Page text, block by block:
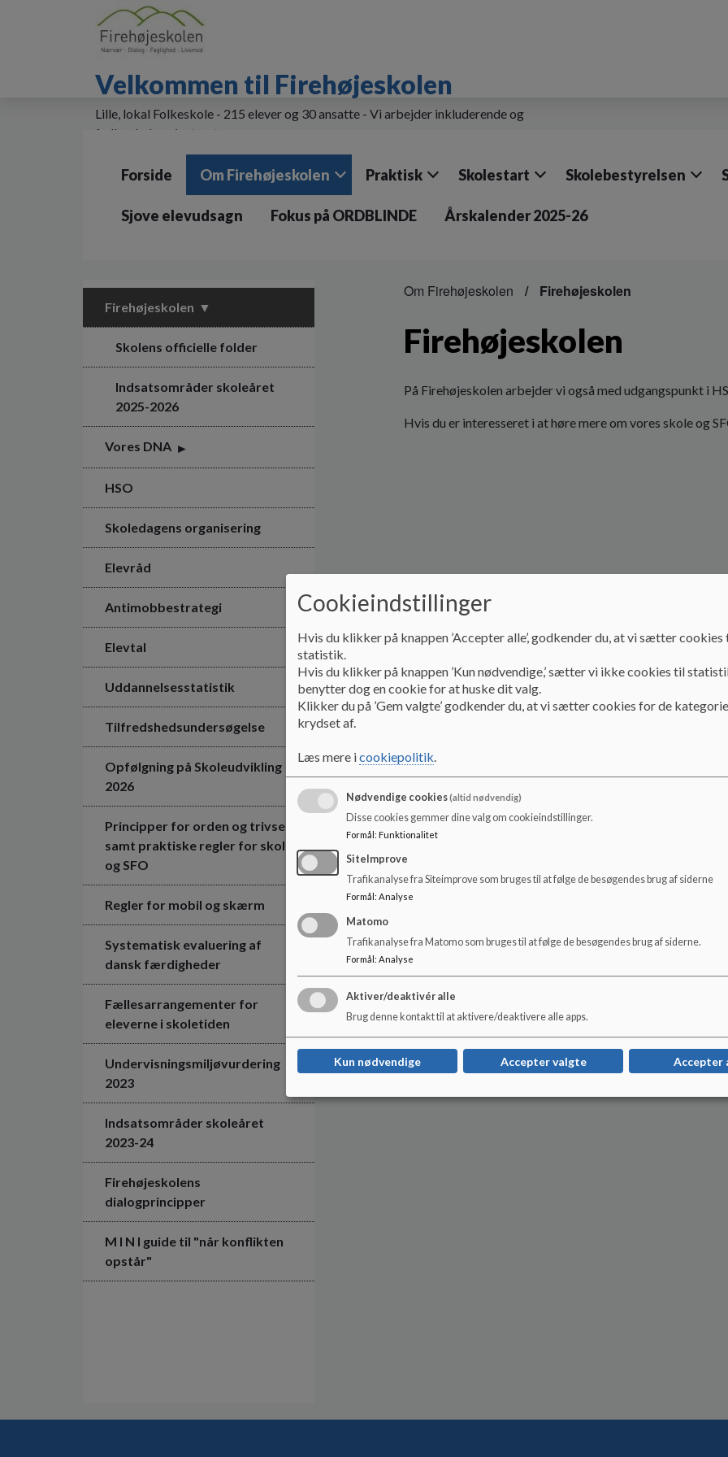
Velkommen til Firehøjeskolen
Lille, lokal Folkeskole - 215 elever og 30 ansatte - Vi arbejder inkluderende og
fællesskabsorienteret
Forside Om Firehøjeskolen Praktisk Skolestart Skolebestyrelsen
Sjove elevudsagn Fokus på ORDBLINDE Årskalender 2025-26
Firehøjeskolen
Skolens officielle folder
Indsatsområder skoleåret
2025-2026
Vores DNA
HSO
Skoledagens organisering
Elevråd
Antimobbestrategi
Elevtal
Uddannelsesstatistik
Tilfredshedsundersøgelse
Opfølgning på Skoleudvikling
2026
Principper for orden og trivsel
samt praktiske regler for skole
og SFO
Regler for mobil og skærm
Systematisk evaluering af
dansk færdigheder
Fællesarrangementer for
eleverne i skoletiden
Undervisningsmiljøvurdering
2023
Indsatsområder skoleåret
2023-24
Firehøjeskolens
dialogprincipper
M I N I guide til "når konflikten
opstår"
Om Firehøjeskolen Firehøjeskolen
Firehøjeskolen
På Firehøjeskolen arbejder vi også med udgangspunkt i
Hvis du er interesseret i at høre mere om vores skole og
Cookieindstillinger
Hvis du klikker på knappen ’Accepter alle’, godkender du, at vi sætter
statistik.
Hvis du klikker på knappen ’Kun nødvendige,’ sætter vi ikke cookies til
benytter dog en cookie for at huske dit valg.
Klikker du på ’Gem valgte’ godkender du, at vi sætter cookies for de
krydset af.
Læs mere icookiepolitik.
Nødvendige cookies(altid nødvendig)
Disse cookies gemmer dine valg om cookieindstillinger.
Formål: Funktionalitet
SiteImprove
Trafikanalyse fra Siteimprove som bruges til at følge de besøgendes brug af siderne
Formål : Analyse
Matomo
Trafikanalyse fra Matomo som bruges til at følge de besøgendes brug af siderne.
Formål : Analyse
Aktiver/deaktivér alle
Brug denne kontakt til at aktivere/deaktivere alle apps.
Kun nødvendige Accepter valgte Accepter